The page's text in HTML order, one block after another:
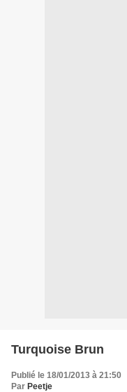
Turquoise Brun
Publié le 18/01/2013 à 21:50
Par Peetje